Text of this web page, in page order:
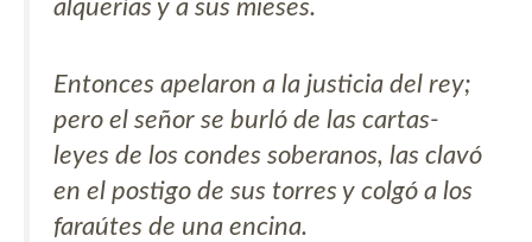
alquerías y a sus mieses.
Entonces apelaron a la justicia del rey;
pero el señor se burló de las cartas-
leyes de los condes soberanos, las clavó
en el postigo de sus torres y colgó a los
faraútes de una encina.